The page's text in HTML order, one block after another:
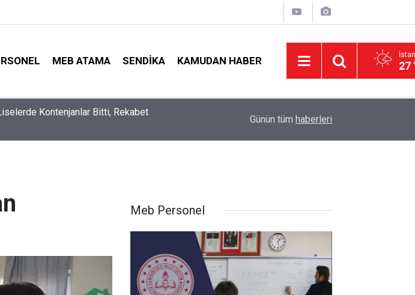
MEB ATAMA SENDIKA KAMUDAN HABER 27
Kontenjanlar Bitti, Rekabet
İlçe Milli Eğitim Müdürü Ataması Yapıldı
Günün tüm haberleri
Meb Personel